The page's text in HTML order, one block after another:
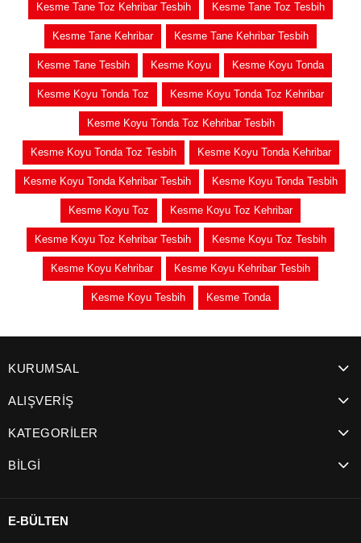
Kesme Tane Toz Kehribar Tesbih Kesme Tane Toz Tesbih
Kesme Tane Kehribar Kesme Tane Kehribar Tesbih
Kesme Tane Tesbih Kesme Koyu Kesme Koyu Tonda
Kesme Koyu Tonda Toz Kesme Koyu Tonda Toz Kehribar
Kesme Koyu Tonda Toz Kehribar Tesbih
Kesme Koyu Tonda Toz Tesbih Kesme Koyu Tonda Kehribar
Kesme Koyu Tonda Kehribar Tesbih Kesme Koyu Tonda Tesbih
Kesme Koyu Toz Kesme Koyu Toz Kehribar
Kesme Koyu Toz Kehribar Tesbih Kesme Koyu Toz Tesbih
Kesme Koyu Kehribar Kesme Koyu Kehribar Tesbih
Kesme Koyu Tesbih Kesme Tonda
KURUMSAL
ALIŞVERİŞ
KATEGORİLER
BİLGİ
E-BÜLTEN